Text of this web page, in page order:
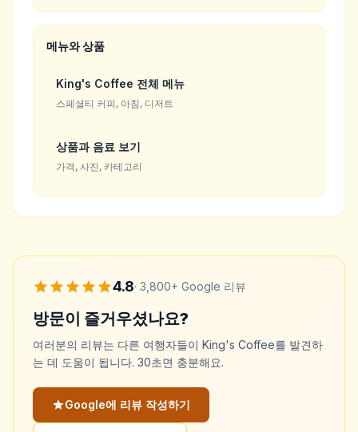
메뉴와 상품
King's Coffee 전체 메뉴
스페셜티 커피, 아침, 디저트
상품과 음료 보기
가격, 사진, 카테고리
4.8· 3,800+ Google 리뷰
방문이 즐거우셨나요?
여러분의 리뷰는 다른 여행자들이 King's Coffee를 발견하
는 데 도움이 됩니다. 30초면 충분해요.
Google에 리뷰 작성하기